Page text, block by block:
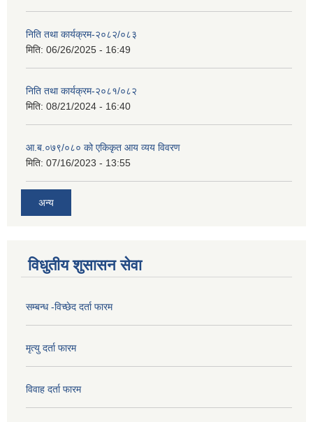
निति तथा कार्यक्रम-२०८२/०८३
मिति: 06/26/2025 - 16:49
निति तथा कार्यक्रम-२०८१/०८२
मिति: 08/21/2024 - 16:40
आ.ब.०७९/०८० को एकिकृत आय व्यय विवरण
मिति: 07/16/2023 - 13:55
अन्य
विधुतीय शुसासन सेवा
सम्बन्ध -विच्छेद दर्ता फारम
मृत्यु दर्ता फारम
विवाह दर्ता फारम